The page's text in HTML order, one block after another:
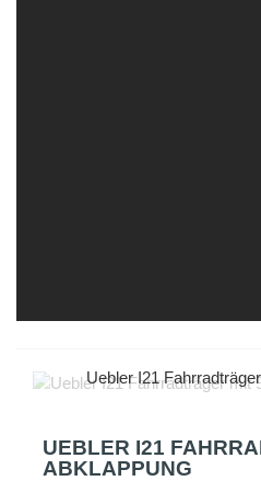
Uebler I21
UEBLER I21
ABKLAPPUNG